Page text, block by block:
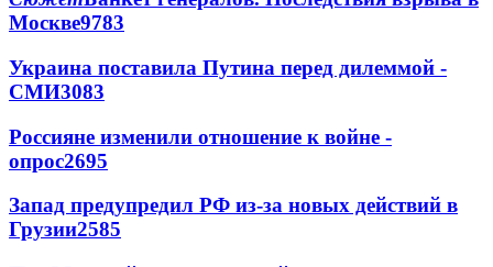
Москве9783
Украина поставила Путина перед дилеммой -
СМИ3083
Россияне изменили отношение к войне -
опрос2695
Запад предупредил РФ из-за новых действий в
Грузии2585